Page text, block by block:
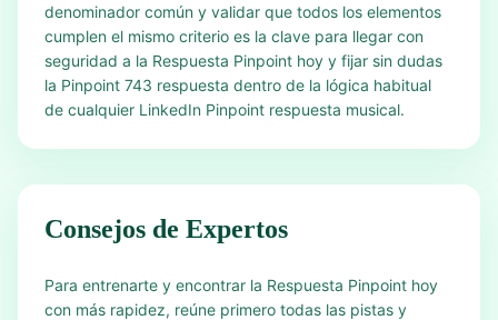
denominador común y validar que todos los elementos
cumplen el mismo criterio es la clave para llegar con
seguridad a la Respuesta Pinpoint hoy y fijar sin dudas
la Pinpoint 743 respuesta dentro de la lógica habitual
de cualquier LinkedIn Pinpoint respuesta musical.
Consejos de Expertos
Para entrenarte y encontrar la Respuesta Pinpoint hoy
con más rapidez, reúne primero todas las pistas y